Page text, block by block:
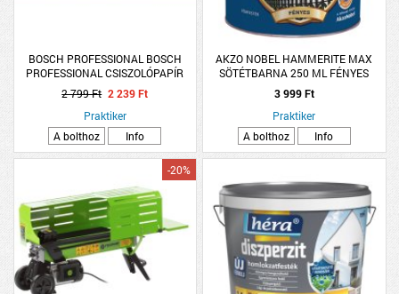
BOSCH PROFESSIONAL BOSCH
PROFESSIONAL CSISZOLÓPAPÍR
93X230MM, G180, 10 DARABOS
2 799 Ft 2 239 Ft
Praktiker
A bolthoz
Info
AKZO NOBEL HAMMERITE MAX
SÖTÉTBARNA 250 ML FÉNYES
3 999 Ft
Praktiker
A bolthoz
Info
-20%